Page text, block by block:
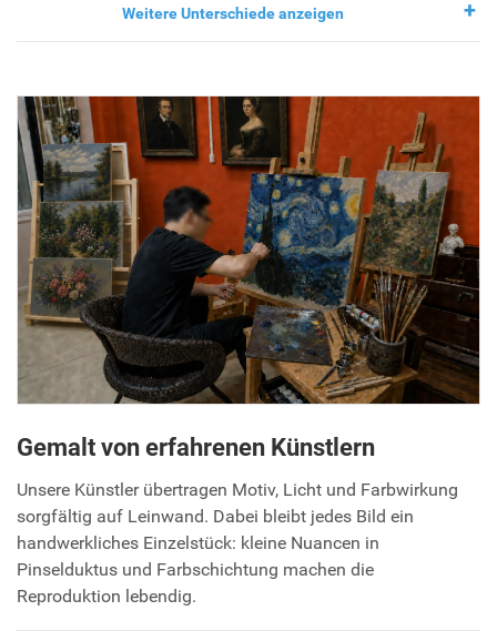
Weitere Unterschiede anzeigen
Gemalt von erfahrenen Künstlern
Unsere Künstler übertragen Motiv, Licht und Farbwirkung
sorgfältig auf Leinwand. Dabei bleibt jedes Bild ein
handwerkliches Einzelstück: kleine Nuancen in
Pinselduktus und Farbschichtung machen die
Reproduktion lebendig.